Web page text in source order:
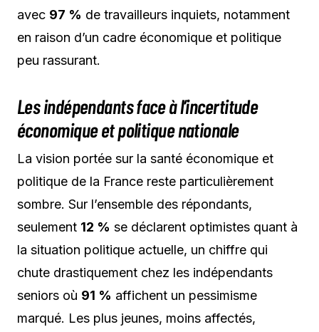
avec 97 % de travailleurs inquiets, notamment
en raison d’un cadre économique et politique
peu rassurant.
Les indépendants face à l’incertitude
économique et politique nationale
La vision portée sur la santé économique et
politique de la France reste particulièrement
sombre. Sur l’ensemble des répondants,
seulement 12 % se déclarent optimistes quant à
la situation politique actuelle, un chiffre qui
chute drastiquement chez les indépendants
seniors où 91 % affichent un pessimisme
marqué. Les plus jeunes, moins affectés,